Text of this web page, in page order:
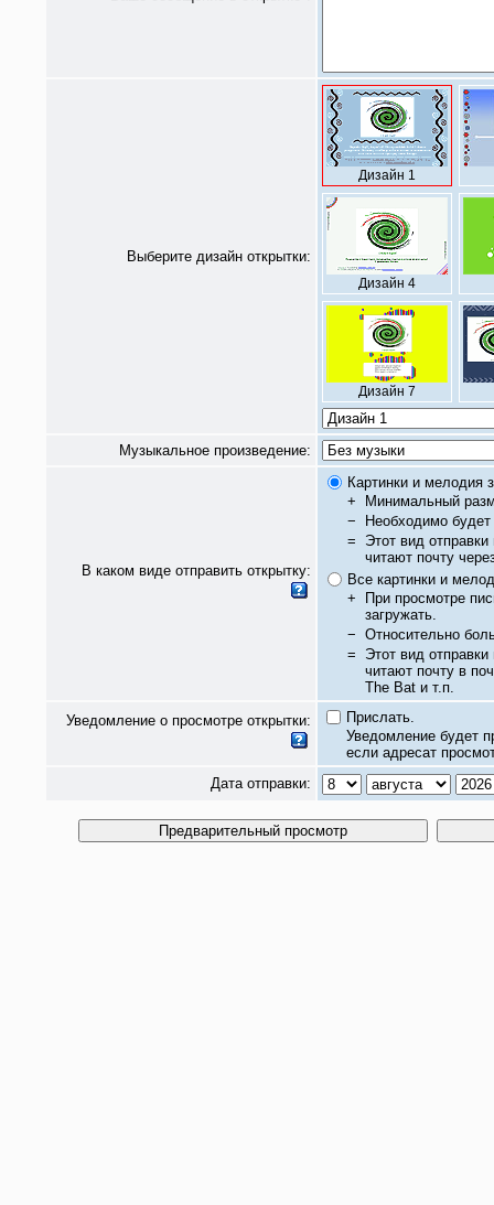
Выберите дизайн открытки:
Дизайн 1
Дизайн 4
Дизайн 7
Музыкальное произведение:
В каком виде отправить открытку:
Картинки и мелодия
+
Минимальный
−
Необходимо будет
= Этот вид
читают почту
Все картинки и
+
При просмотре
загружать.
− Относительно
= Этот вид
читают почту в
The Bat и т.п.
Уведомление о просмотре открытки:
Прислать.
Уведомление будет
если адресат
Дата отправки: